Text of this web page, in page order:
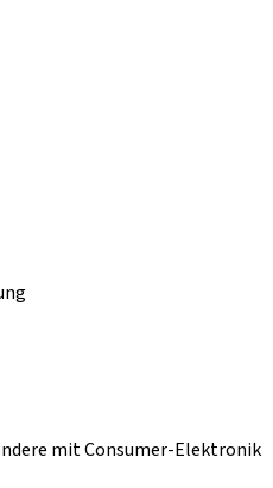
mit Consumer-Elektronik